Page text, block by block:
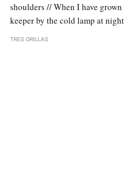
shoulders // When I have
keeper by the cold lamp at
TRES ORILLAS